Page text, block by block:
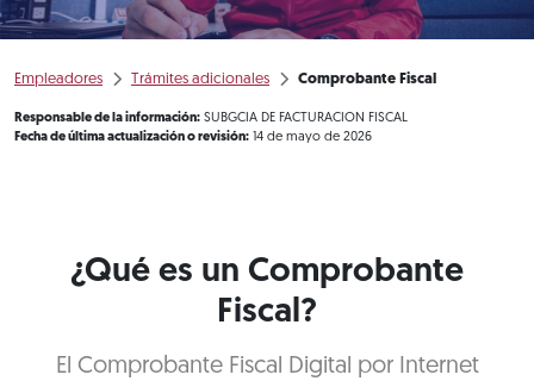
Empleadores Trámites adicionales Comprobante Fiscal
Responsable de la información: SUBGCIA DE FACTURACION FISCAL
Fecha de última actualización o revisión: 14 de mayo de 2026
¿Qué es un Comprobante
Fiscal?
El Comprobante Fiscal Digital por Internet